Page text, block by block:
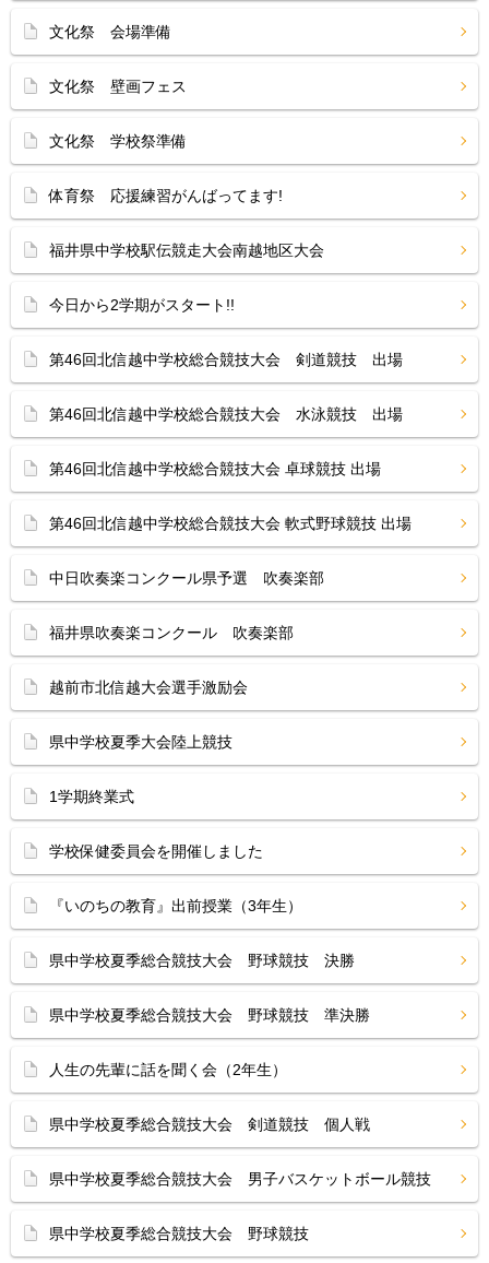
文化祭 会場準備
文化祭 壁画フェス
文化祭 学校祭準備
体育祭 応援練習がんばってます!
福井県中学校駅伝競走大会南越地区大会
今日から2学期がスタート!!
第46回北信越中学校総合競技大会 剣道競技 出場
第46回北信越中学校総合競技大会 水泳競技 出場
第46回北信越中学校総合競技大会 卓球競技 出場
第46回北信越中学校総合競技大会 軟式野球競技 出場
中日吹奏楽コンクール県予選 吹奏楽部
福井県吹奏楽コンクール 吹奏楽部
越前市北信越大会選手激励会
県中学校夏季大会陸上競技
1学期終業式
学校保健委員会を開催しました
『いのちの教育』出前授業（3年生）
県中学校夏季総合競技大会 野球競技 決勝
県中学校夏季総合競技大会 野球競技 準決勝
人生の先輩に話を聞く会（2年生）
県中学校夏季総合競技大会 剣道競技 個人戦
県中学校夏季総合競技大会 男子バスケットボール競技
県中学校夏季総合競技大会 野球競技